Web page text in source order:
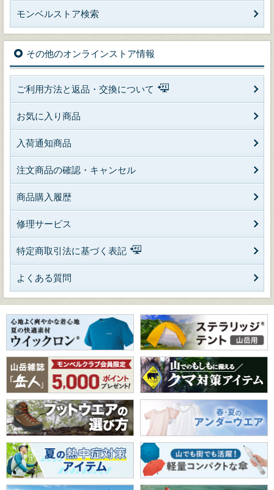
モンベルストア検索
その他のオンラインストア情報
ご利用方法と返品・交換について
お気に入り商品
入荷通知商品
注文商品の確認・キャンセル
商品購入履歴
修理サービス
特定商取引法に基づく表記
よくある質問